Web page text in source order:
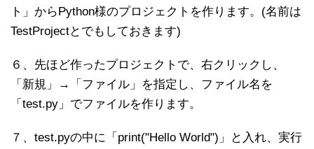
ト」からPython様のプロジェクトを作ります。(名前は
TestProjectとでもしておきます)
６、先ほど作ったプロジェクトで、右クリックし、
「新規」→「ファイル」を指定し、ファイル名を
「test.py」でファイルを作ります。
７、test.pyの中に「print("Hello World")」と入れ、実行